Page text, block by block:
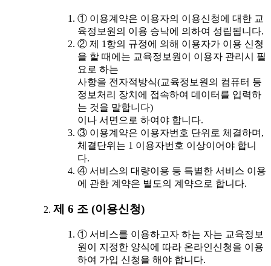
① 이용계약은 이용자의 이용신청에 대한 교
육정보원의 이용 승낙에 의하여 성립됩니다.
② 제 1항의 규정에 의해 이용자가 이용 신청
을 할 때에는 교육정보원이 이용자 관리시 필
요로 하는
사항을 전자적방식(교육정보원의 컴퓨터 등
정보처리 장치에 접속하여 데이터를 입력하
는 것을 말합니다)
이나 서면으로 하여야 합니다.
③ 이용계약은 이용자번호 단위로 체결하며,
체결단위는 1 이용자번호 이상이어야 합니
다.
④ 서비스의 대량이용 등 특별한 서비스 이용
에 관한 계약은 별도의 계약으로 합니다.
제 6 조 (이용신청)
① 서비스를 이용하고자 하는 자는 교육정보
원이 지정한 양식에 따라 온라인신청을 이용
하여 가입 신청을 해야 합니다.